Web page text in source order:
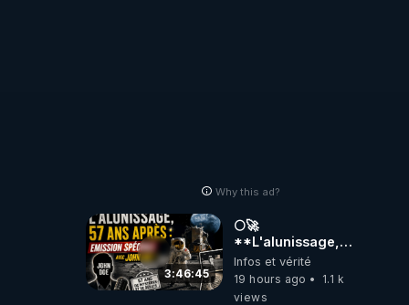
Why this ad?
3:46:45
🌕🚀
**L'alunissage,
57 ans après :
Émission spéciale
avec John Doe
Infos et vérité
19 hours ago
1.1 k
views